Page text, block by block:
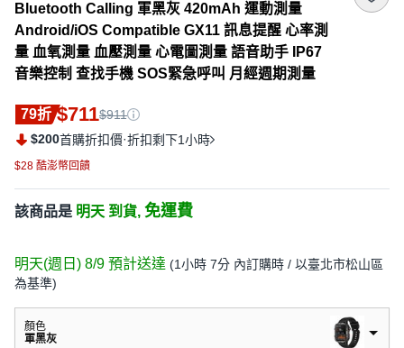
Bluetooth Calling 軍黑灰 420mAh 運動測量
Android/iOS Compatible GX11 訊息提醒 心率測
量 血氧測量 血壓測量 心電圖測量 語音助手 IP67
音樂控制 查找手機 SOS緊急呼叫 月經週期測量
79折 $711$911
$200首購折扣價·折扣剩下1小時
$28 酷澎幣回饋
該商品是 明天 到貨, 免運費
明天(週日) 8/9 預計送達 (1小時 7分 內訂購時 / 以臺北市松山區
為基準)
顏色
軍黑灰